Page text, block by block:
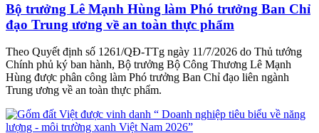
Bộ trưởng Lê Mạnh Hùng làm Phó trưởng Ban Chỉ
đạo Trung ương về an toàn thực phẩm
Theo Quyết định số 1261/QĐ-TTg ngày 11/7/2026 do Thủ tướng
Chính phủ ký ban hành, Bộ trưởng Bộ Công Thương Lê Mạnh
Hùng được phân công làm Phó trưởng Ban Chỉ đạo liên ngành
Trung ương về an toàn thực phẩm.